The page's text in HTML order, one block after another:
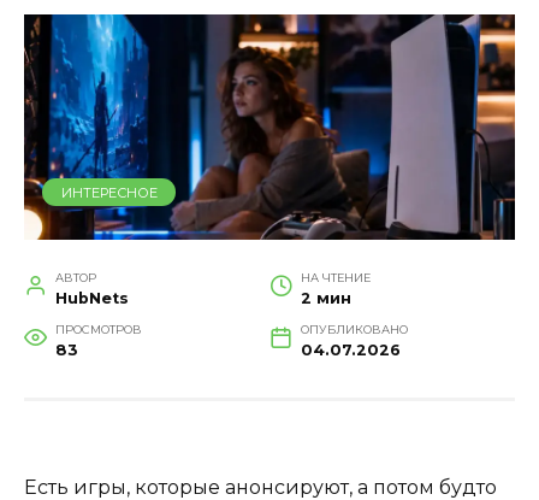
ИНТЕРЕСНОЕ
АВТОР
HubNets
НА ЧТЕНИЕ
2 мин
ПРОСМОТРОВ
83
ОПУБЛИКОВАНО
04.07.2026
Есть игры, которые анонсируют, а потом будто